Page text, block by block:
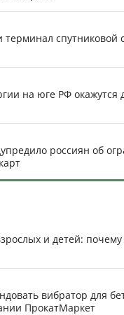
терминал спутниковой
на юге РФ окажутся
россиян об
и детей:
вибратор для
ПрокатМаркет